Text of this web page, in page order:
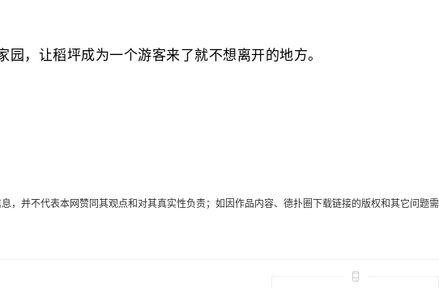
，让稻坪成为一个游客来了就不想离开的地方。
，并不代表本网赞同其观点和对其真实性负责；如因作品内容、德扑圈下载链接的版权和其它问题需